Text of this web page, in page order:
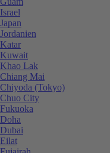
Israel
Japan
Jordanien
Katar
Kuwait
Khao Lak
Chiang Mai
Chiyoda (Tokyo)
Chuo City
Fukuoka
Doha
Dubai
Eilat